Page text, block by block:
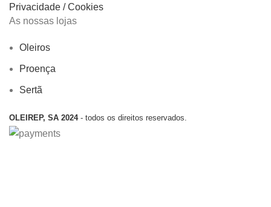
Privacidade / Cookies
As nossas lojas
Oleiros
Proença
Sertã
OLEIREP, SA 2024 - todos os direitos reservados.